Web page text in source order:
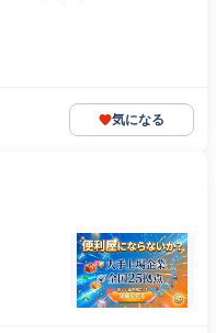
気になる